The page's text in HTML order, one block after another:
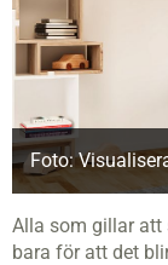
Foto:
Alla som gillar att
bara för att det